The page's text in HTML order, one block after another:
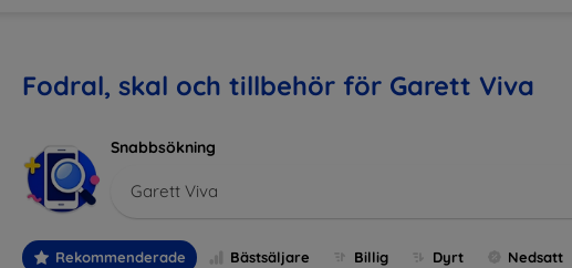
Fodral, skal och tillbehör för Garett Viva
Snabbsökning
Garett Viva
Rekommenderade Bästsäljare Billig Dyrt Nedsatt